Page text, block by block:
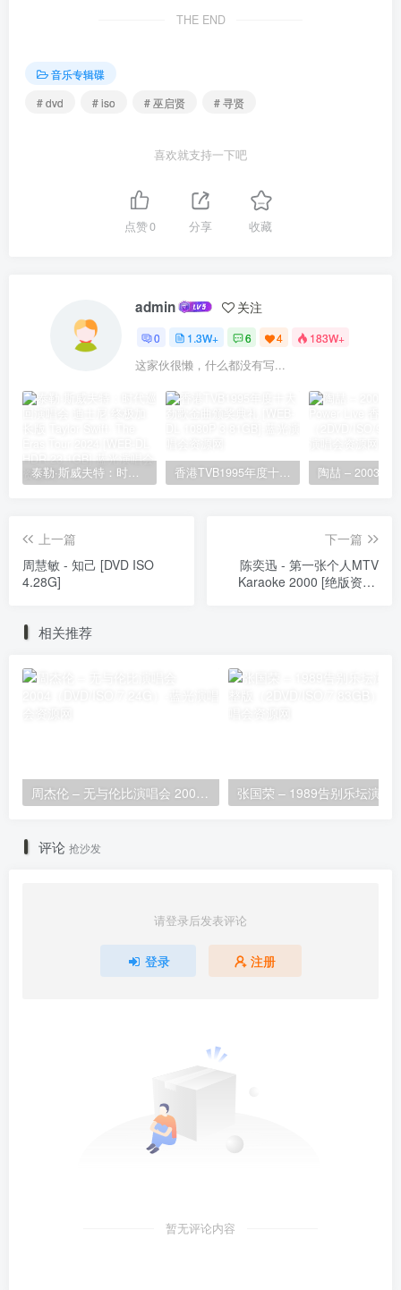
THE END
音乐专辑碟
# dvd
# iso # 巫启贤 # 寻贤
喜欢就支持一下吧
点赞0 分享 收藏
admin 关注
0 1.3W+ 6 4 183W+
这家伙很懒，什么都没有写...
泰勒·斯威夫特：时代巡回演唱会 迪士尼·终极加长版 Taylor Swift: The Eras Tour 2024 [WEB-DL HDR 23.1GB] 香港TVB1995年度十大劲歌金曲颁奖典礼 [WEB-DL 1080P 3.81GB]
上一篇
周慧敏 - 知己 [DVD ISO
4.28G]
下一篇
陈奕迅 - 第一张个人MTV
Karaoke 2000 [绝版资源]
相关推荐
周杰伦 – 无与伦比演唱会 2004（DVD/ISO/7.24G）
评论 抢沙发
请登录后发表评论
登录 注册
暂无评论内容